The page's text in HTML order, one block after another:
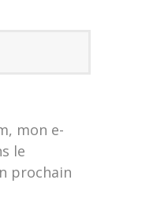
mon e-
le
prochain